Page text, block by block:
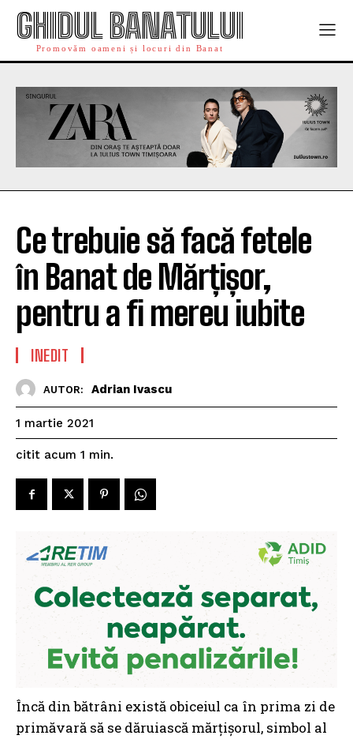
GHIDUL BANATULUI
Promovăm oameni și locuri din Banat
Ce trebuie să facă fetele
în Banat de Mărțișor,
pentru a fi mereu iubite
INEDIT
AUTOR: Adrian Ivascu
1 martie 2021
citit acum 1 min.
Încă din bătrâni există obiceiul ca în prima zi de
primăvară să se dăruiască mărţişorul, simbol al